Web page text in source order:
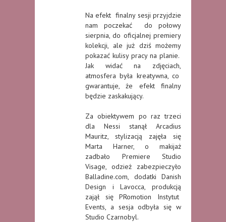
Na efekt finalny sesji przyjdzie
nam poczekać do połowy
sierpnia, do oficjalnej premiery
kolekcji, ale już dziś możemy
pokazać kulisy pracy na planie.
Jak widać na zdjęciach,
atmosfera była kreatywna, co
gwarantuje, że efekt finalny
będzie zaskakujący.
Za obiektywem po raz trzeci
dla Nessi stanął Arcadius
Mauritz, stylizacją zajęła się
Marta Harner, o makijaż
zadbało Premiere Studio
Visage, odzież zabezpieczyło
Balladine.com, dodatki Danish
Design i Lavocca, produkcją
zajął się PRomotion Instytut
Events, a sesja odbyła się w
Studio Czarnobyl.